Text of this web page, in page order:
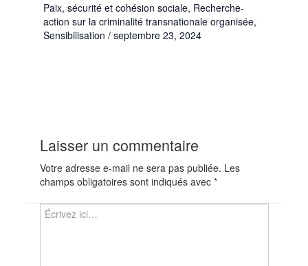
Paix, sécurité et cohésion sociale, Recherche-
action sur la criminalité transnationale organisée,
Sensibilisation / septembre 23, 2024
Laisser un commentaire
Votre adresse e-mail ne sera pas publiée. Les
champs obligatoires sont indiqués avec *
Écrivez